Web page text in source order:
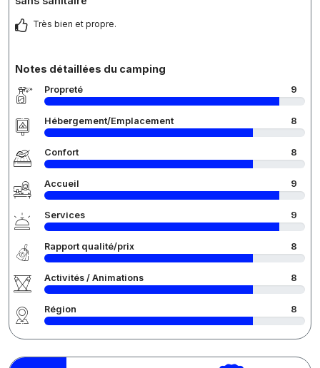
Très bien et propre.
Notes détaillées du camping
Propreté 9
Hébergement/Emplacement 8
Confort 8
Accueil 9
Services 9
Rapport qualité/prix 8
Activités / Animations 8
Région 8